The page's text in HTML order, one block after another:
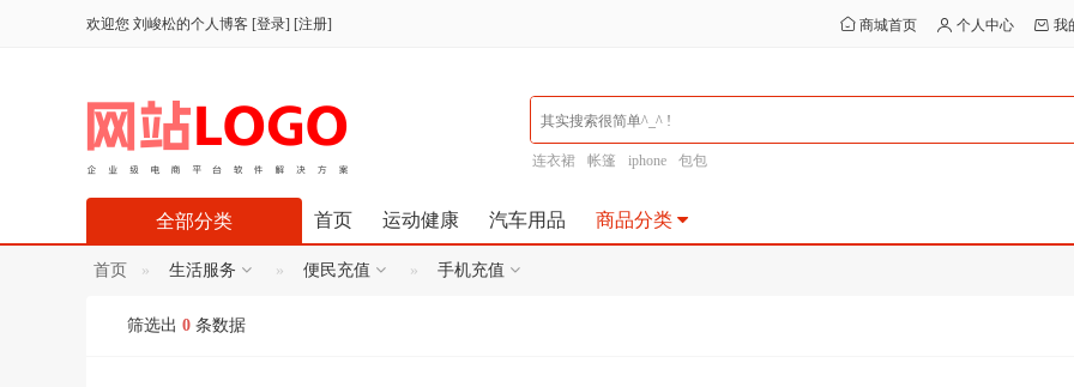
欢迎您 刘峻松的个人博客 [登录] [注册] 商城首页 个人中心 我
连衣裙 帐篷 iphone 包包
首页 运动健康 汽车用品 商品分类
全部分类
首页 生活服务 便民充值 手机充值
筛选出 0 条数据